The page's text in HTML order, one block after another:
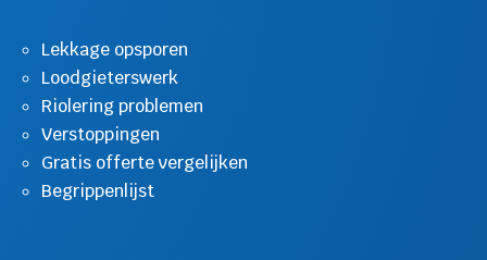
Lekkage opsporen
Loodgieterswerk
Riolering problemen
Verstoppingen
Gratis offerte vergelijken
Begrippenlijst